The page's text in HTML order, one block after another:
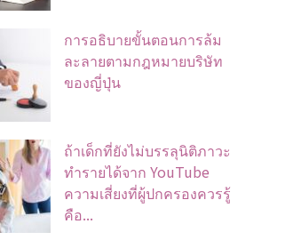
การอธิบายขั้นตอนการล้ม
ละลายตามกฎหมายบริษัท
ของญี่ปุ่น
ถ้าเด็กที่ยังไม่บรรลุนิติภาวะ
ทำรายได้จาก YouTube
ความเสี่ยงที่ผู้ปกครองควรรู้
คือ...